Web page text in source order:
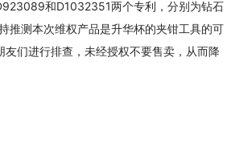
和D1032351两个专利，分别为钻石
推测本次维权产品是升华杯的夹钳工具的可
们进行排查，未经授权不要售卖，从而降